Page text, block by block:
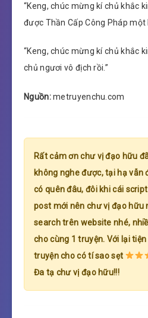
“Keng, chúc mừng kí chủ khắc
được Thần Cấp Công Pháp một
“Keng, chúc mừng kí chủ khắc
chủ ngươi vô địch rồi.”
Nguồn:metruyenchu.com
Rất cảm ơn chư vị đạo hữu
không nghe được, tại hạ vẫn
có quên đâu, đôi khi cái
post mới nên chư vị đạo hữu
search trên website nhé,
cho cùng 1 truyện. Với lại
truyện cho có tí sao sẹt
Đa tạ chư vị đạo hữu!!!